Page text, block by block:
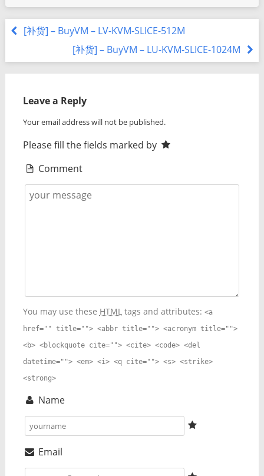
[补货] – BuyVM – LV-KVM-SLICE-512M
[补货] – BuyVM – LU-KVM-SLICE-1024M
Leave a Reply
Your email address will not be published.
Please fill the fields marked by
Comment
You may use these HTMLtags and attributes: <a
href="" title=""> <abbr title=""> <acronym title="">
<b> <blockquote cite=""> <cite> <code> <del
datetime=""> <em> <i> <q cite=""> <s> <strike>
<strong>
Name
Email